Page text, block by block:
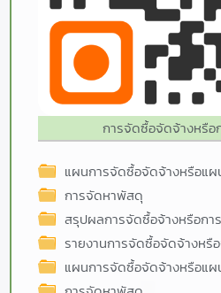
การจัดซื้อจัดจ้างหรื
แผนการจัดซื้อจัดจ้างหรือแ
การจัดหาพัสดุ
สรุปผลการจัดซื้อจ้างหรือก
รายงานการจัดซื้อจัดจ้างหรื
แผนการจัดซื้อจัดจ้างหรือแ